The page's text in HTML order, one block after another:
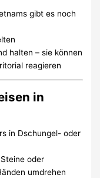
gibt es noch
halten – sie können
reagieren
in
in Dschungel- oder
oder
umdrehen